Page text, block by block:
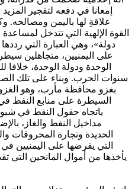
إمعانا في دفعه لتفجير
علاقةِ لها باليمن ومصالحه.
دولة»، وهي العبارة التي
على اليمنيين، متجاهلين
الوحدة ودولة الوحدة، خلافا
سنوات الحرب. وبناء على تلك
السيطرة على منابع النفط
باتجاه حقول النفط في
مداخيل النفط والغاز،
الحديدة وتجارة المحروقات
التي يفرضها على اليمنيين